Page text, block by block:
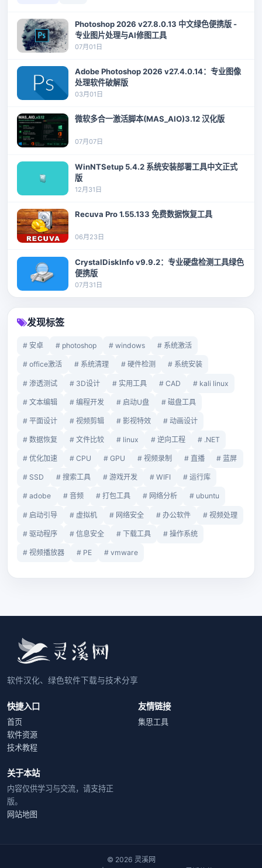
Photoshop 2026 v27.8.0.13 中文绿色便携版 -
专业图片处理与AI修图工具
07月01日
Adobe Photoshop 2026 v27.4.0.14：专业图像
处理软件破解版
03月01日
微软多合一激活脚本(MAS_AIO)3.12 汉化版
07月07日
WinNTSetup 5.4.2 系统安装部署工具中文正式
版
12月31日
Recuva Pro 1.55.133 免费数据恢复工具
06月23日
CrystalDiskInfo v9.9.2：专业硬盘检测工具绿色
便携版
07月31日
发现标签
# 安卓 # photoshop # windows # 系统激活
# office激活 # 系统清理 # 硬件检测 # 系统安装
# 渗透测试 # 3D设计 # 实用工具 # CAD # kali linux
# 文本编辑 # 编程开发 # 启动U盘 # 磁盘工具
# 平面设计 # 视频剪辑 # 影视特效 # 动画设计
# 数据恢复 # 文件比较 # linux # 逆向工程 # .NET
# 优化加速 # CPU # GPU # 视频录制 # 直播 # 蓝屏
# SSD # 搜索工具 # 游戏开发 # WIFI # 运行库
# adobe # 音频 # 打包工具 # 网络分析 # ubuntu
# 启动引导 # 虚拟机 # 网络安全 # 办公软件 # 视频处理
# 驱动程序 # 信息安全 # 下载工具 # 操作系统
# 视频播放器 # PE # vmware
软件汉化、绿色软件下载与技术分享
快捷入口
首页
软件资源
技术教程
友情链接
集思工具
关于本站
内容仅供学习与交流，请支持正
版。
网站地图
© 2026 灵溪网